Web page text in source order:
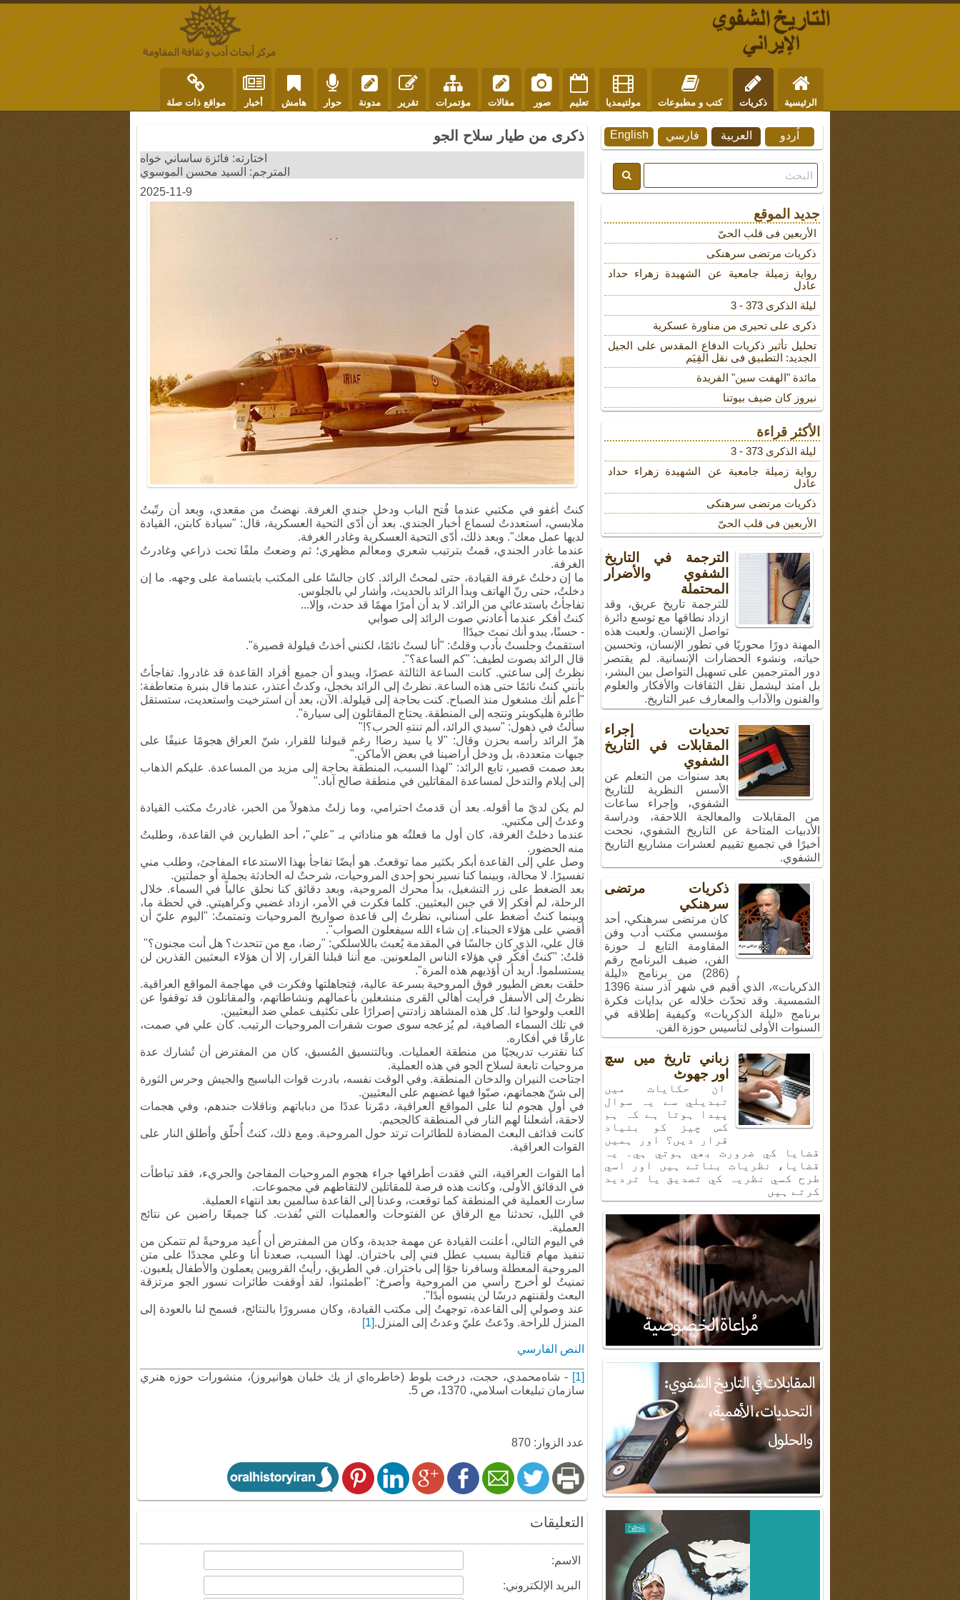
الرئيسية ذكريات كتب و مطبوعات مولتيمديا تعليم صور مقالات مؤتمرات تقرير مدونة حوار هامش أخبار مواقع ذات صلة
ذكرى من طيار سلاح الجو
اختارته: فائزة ساساني خواه
المترجم: السيد محسن الموسوي
2025-11-9
كنتُ أغفو في مكتبي عندما فُتح الباب ودخل جندي الغرفة. نهضتُ من مقعدي، وبعد أن رتّبتُ
ملابسي، استعددتُ لسماع أخبار الجندي. بعد أن أدّى التحية العسكرية، قال: "سيادة كابتن، القيادة
لديها عمل معك". وبعد ذلك، أدّى التحية العسكرية وغادر الغرفة.
عندما غادر الجندي، قمتُ بترتيب شعري ومعالم مظهري؛ ثم وضعتُ ملفًا تحت ذراعي وغادرتُ
الغرفة.
ما إن دخلتُ غرفة القيادة، حتى لمحتُ الرائد. كان جالسًا على المكتب بابتسامة على وجهه. ما إن
دخلتُ، حتى رنّ الهاتف وبدأ الرائد بالحديث، وأشار لي بالجلوس.
تفاجأتُ باستدعائي من الرائد. لا بد أن أمرًا مهمًا قد حدث، وإلا...
كنتُ أفكر عندما أعادني صوت الرائد إلى صوابي
- حسنًا، يبدو أنك نمتَ جيدًا!
استقمتُ وجلستُ بأدب وقلتُ: "أنا لستُ نائمًا، لكنني أخذتُ قيلولة قصيرة".
قال الرائد بصوت لطيف: "كم الساعة؟".
نظرتُ إلى ساعتي. كانت الساعة الثالثة عصرًا، ويبدو أن جميع أفراد القاعدة قد غادروا. تفاجأتُ
بأنني كنتُ نائمًا حتى هذه الساعة. نظرتُ إلى الرائد بخجل، وكدتُ أعتذر، عندما قال بنبرة متعاطفة:
"أعلم أنك مشغول منذ الصباح. كنت بحاجة إلى قيلولة. الآن، بعد أن استرخيت واستعديت، ستستقل
طائرة هليكوبتر وتتجه إلى المنطقة. يحتاج المقاتلون إلى سيارة".
سألتُ في ذهول: "سيدي الرائد، ألم تنتهِ الحرب؟!"
هزّ الرائد رأسه بحزن وقال: "لا يا سيد رضا! رغم قبولنا للقرار، شنّ العراق هجومًا عنيفًا على
جبهات متعددة، بل ودخل أراضينا في بعض الأماكن."
بعد صمت قصير، تابع الرائد: "لهذا السبب، المنطقة بحاجة إلى مزيد من المساعدة. عليكم الذهاب
إلى إيلام والتدخل لمساعدة المقاتلين في منطقة صالح آباد."
لم يكن لديّ ما أقوله. بعد أن قدمتُ احترامي، وما زلتُ مذهولاً من الخبر، غادرتُ مكتب القيادة
وعدتُ إلى مكتبي.
عندما دخلتُ الغرفة، كان أول ما فعلتُه هو مناداتي بـ "علي"، أحد الطيارين في القاعدة، وطلبتُ
منه الحضور.
وصل علي إلى القاعدة أبكر بكثير مما توقعتُ. هو أيضًا تفاجأ بهذا الاستدعاء المفاجئ، وطلب مني
تفسيرًا. لا محالة، وبينما كنا نسير نحو إحدى المروحيات، شرحتُ له الحادثة بجملة أو جملتين.
بعد الضغط على زر التشغيل، بدأ محرك المروحية، وبعد دقائق كنا نحلق عالياً في السماء. خلال
الرحلة، لم أفكر إلا في جبن البعثيين. كلما فكرت في الأمر، ازداد غضبي وكراهيتي. في لحظة ما،
وبينما كنتُ أضغط على أسناني، نظرتُ إلى قاعدة صواريخ المروحيات وتمتمتُ: "اليوم عليّ أن
أقضي على هؤلاء الجبناء. إن شاء الله سيفعلون الصواب".
قال علي، الذي كان جالسًا في المقدمة يُعبث باللاسلكي: "رضا، مع من تتحدث؟ هل أنت مجنون؟"
قلتُ: "كنتُ أفكّر في هؤلاء الناس الملعونين. مع أننا قبلنا القرار، إلا أن هؤلاء البعثيين القذرين لن
يستسلموا. أريد أن أؤذيهم هذه المرة".
حلقت بعض الطيور فوق المروحية بسرعة عالية، فتجاهلتها وفكرت في مهاجمة المواقع العراقية.
نظرتُ إلى الأسفل فرأيت أهالي القرى منشغلين بأعمالهم ونشاطاتهم، والمقاتلون قد توقفوا عن
اللعب ولوحوا لنا. كل هذه المشاهد زادتني إصرارًا على تكثيف عملي ضد البعثيين.
في تلك السماء الصافية، لم يُزعجه سوى صوت شفرات المروحيات الرتيب. كان علي في صمت،
غارقًا في أفكاره.
كنا نقترب تدريجيًا من منطقة العمليات. وبالتنسيق المُسبق، كان من المفترض أن تُشارك عدة
مروحيات تابعة لسلاح الجو في هذه العملية.
اجتاحت النيران والدخان المنطقة. وفي الوقت نفسه، بادرت قوات الباسيج والجيش وحرس الثورة
إلى شنّ هجماتهم، صبّوا فيها غضبهم على البعثيين.
في أول هجوم لنا على المواقع العراقية، دمّرنا عددًا من دباباتهم وناقلات جندهم، وفي هجمات
لاحقة، أشعلنا لهم النار في المنطقة كالجحيم.
كانت قذائف البعث المضادة للطائرات ترتد حول المروحية. ومع ذلك، كنتُ أُحلّق وأطلق النار على
القوات العراقية.
أما القوات العراقية، التي فقدت أطرافها جراء هجوم المروحيات المفاجئ والجريء، فقد تباطأت
في الدقائق الأولى، وكانت هذه فرصة للمقاتلين لالتقاطهم في مجموعات.
سارت العملية في المنطقة كما توقعت، وعدنا إلى القاعدة سالمين بعد انتهاء العملية.
في الليل، تحدثنا مع الرفاق عن الفتوحات والعمليات التي نُفذت. كنا جميعًا راضين عن نتائج
العملية.
في اليوم التالي، أعلنت القيادة عن مهمة جديدة، وكان من المفترض أن أُعيد مروحيةً لم تتمكن من
تنفيذ مهام قتالية بسبب عطل فني إلى باختران. لهذا السبب، صعدنا أنا وعلي مجددًا على متن
المروحية المعطلة وسافرنا جوًا إلى باختران. في الطريق، رأيتُ القرويين يعملون والأطفال يلعبون.
تمنيتُ لو أخرج رأسي من المروحية وأصرخ: "اطمئنوا، لقد أوقفت طائرات نسور الجو مرتزقة
البعث ولقنتهم درسًا لن ينسوه أبدًا".
عند وصولي إلى القاعدة، توجهتُ إلى مكتب القيادة، وكان مسرورًا بالنتائج، فسمح لنا بالعودة إلى
المنزل للراحة. ودّعتُ عليّ وعدتُ إلى المنزل.[1]
النص الفارسي
[1]
- شاه‌محمدي، حجت، درخت بلوط (خاطره‌اي از يك خلبان هوانيروز)، منشورات حوزه هنري
سازمان تبليغات اسلامي، 1370، ص 5.
عدد الزوار: 870
التعليقات
الاسم:
البريد الإلكتروني:
English فارسي العربية اُردو
جديد الموقع
الأربعین فی قلب الحیّ
ذکریات مرتضى سرهنکی
روایة زمیلة جامعیة عن الشهیدة زهراء حداد
عادل
لیلة الذکرى 373 - 3
ذکری علی تحیری من مناورة عسکریة
تحلیل تأثیر ذکریات الدفاع المقدس على الجیل
الجدید: التطبیق فی نقل القِیَم
مائدة "الهفت سین" الفریدة
نیروز کان ضیف بیوتنا
الأكثر قراءة
لیلة الذکرى 373 - 3
روایة زمیلة جامعیة عن الشهیدة زهراء حداد
عادل
ذکریات مرتضى سرهنکی
الأربعین فی قلب الحیّ
الترجمة في التاريخ
الشفوي والأضرار
المحتملة
للترجمة تاريخ عريق، وقد
ازداد نطاقها مع توسع دائرة
تواصل الإنسان. ولعبت هذه
المهنة دورًا محوريًا في تطور الإنسان، وتحسين
حياته، ونشوء الحضارات الإنسانية. لم يقتصر
دور المترجمين على تسهيل التواصل بين البشر،
بل امتد ليشمل نقل الثقافات والأفكار والعلوم
والفنون والآداب والمعارف عبر التاريخ.
تحديات إجراء
المقابلات في التاريخ
الشفوي
بعد سنوات من التعلم عن
الأسس النظرية للتاريخ
الشفوي، وإجراء ساعات
من المقابلات والمعالجة اللاحقة، ودراسة
الأدبيات المتاحة عن التاريخ الشفوي، نجحت
أخيرًا في تجميع تقييم لعشرات مشاريع التاريخ
الشفوي.
ذكريات مرتضى
سرهنكي
كان مرتضى سرهنكي، أحد
مؤسسي مكتب أدب وفن
المقاومة التابع لـ حوزة
الفن، ضيف البرنامج رقم
(286) من برنامج «ليلة
الذكريات»، الذي أُقيم في شهر آذر سنة 1396
الشمسية. وقد تحدّث خلاله عن بدايات فكرة
برنامج «ليلة الذكريات» وكيفية إطلاقه في
السنوات الأولى لتأسيس حوزة الفن.
زباني تاريخ ميں سچ
اور جھوٹ
ان حكايات ميں
تبديلي سے يہ سوال
پيدا ہوتا ہے كہ ہم
كس چيز كو بنياد
قرار ديں؟ اور ہميں
قضايا كي ضرورت بھي ہوتي ہي۔ يہ
قضايا، نظريات بناتے ہيں اور اسي
طرح كسي نظريہ كي تصديق يا ترديد
كرتے ہيں